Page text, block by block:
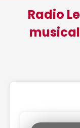
Radio